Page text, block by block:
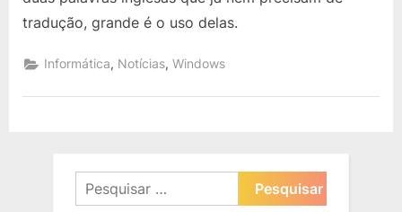
Arrependimento
o
tradução, grande é o uso delas.
Informática, Notícias,Windows
Pesquisar
por: